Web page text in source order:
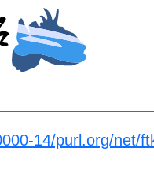
14/purl.org/net/